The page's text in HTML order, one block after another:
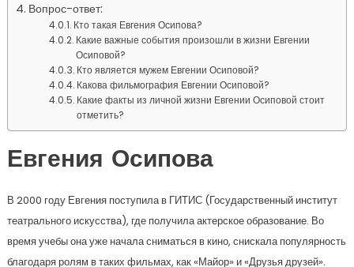
Вопрос-ответ:
Кто такая Евгения Осипова?
Какие важные события произошли в жизни Евгении
Осиповой?
Кто является мужем Евгении Осиповой?
Какова фильмография Евгении Осиповой?
Какие факты из личной жизни Евгении Осиповой стоит
отметить?
Евгения Осипова
В 2000 году Евгения поступила в ГИТИС (Государственный институт
театрального искусства), где получила актерское образование. Во
время учебы она уже начала сниматься в кино, снискала популярность
благодаря ролям в таких фильмах, как «Майор» и «Друзья друзей».